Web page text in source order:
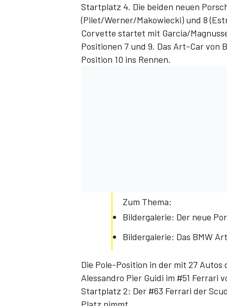
Startplatz 4. Die beiden neuen
(Pilet/Werner/Makowiecki) und 8
Corvette startet mit Garcia/
Positionen 7 und 9. Das Art-Car von
Position 10 ins Rennen.
Zum Thema:
Bildergalerie: Der neue
Bildergalerie: Das BMW
Die Pole-Position in der mit 27
Alessandro Pier Guidi im #51 Ferrari
Startplatz 2: Der #63 Ferrari der